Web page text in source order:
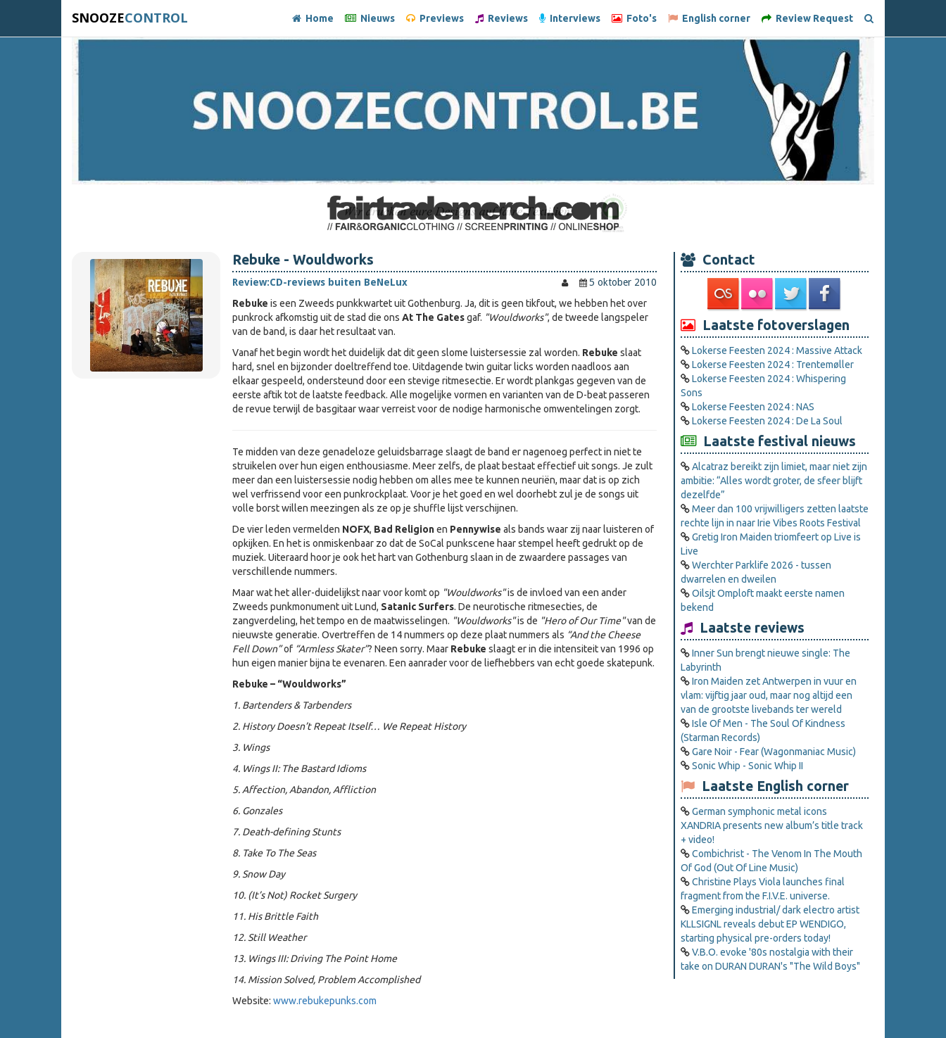
SNOOZECONTROL Home Nieuws Previews Reviews Interviews Foto's English corner Review Request
Rebuke - Wouldworks
Review:CD-reviews buiten BeNeLux
5 oktober 2010
Rebuke is een Zweeds punkkwartet uit Gothenburg. Ja, dit is geen tikfout, we hebben het over
punkrock afkomstig uit de stad die ons At The Gatesgaf. "Wouldworks", de tweede langspeler
van de band, is daar het resultaat van.
Vanaf het begin wordt het duidelijk dat dit geen slome luistersessie zal worden. Rebuke slaat
hard, snel en bijzonder doeltreffend toe. Uitdagende twin guitar licks worden naadloos aan
elkaar gespeeld, ondersteund door een stevige ritmesectie. Er wordt plankgas gegeven van de
eerste aftik tot de laatste feedback. Alle mogelijke vormen en varianten van de D-beat passeren
de revue terwijl de basgitaar waar verreist voor de nodige harmonische omwentelingen zorgt.
Te midden van deze genadeloze geluidsbarrage slaagt de band er nagenoeg perfect in niet te
struikelen over hun eigen enthousiasme. Meer zelfs, de plaat bestaat effectief uit songs. Je zult
meer dan een luistersessie nodig hebben om alles mee te kunnen neuriën, maar dat is op zich
wel verfrissend voor een punkrockplaat. Voor je het goed en wel doorhebt zul je de songs uit
volle borst willen meezingen als ze op je shuffle lijst verschijnen.
De vier leden vermelden NOFX, Bad Religionen Pennywise als bands waar zij naar luisteren of
opkijken. En het is onmiskenbaar zo dat de SoCal punkscene haar stempel heeft gedrukt op de
muziek. Uiteraard hoor je ook het hart van Gothenburg slaan in de zwaardere passages van
verschillende nummers.
Maar wat het aller-duidelijkst naar voor komt op "Wouldworks"is de invloed van een ander
Zweeds punkmonument uit Lund, Satanic Surfers. De neurotische ritmesecties, de
zangverdeling, het tempo en de maatwisselingen. "Wouldworks"is de "Hero of Our Time"van de
nieuwste generatie. Overtreffen de 14 nummers op deze plaat nummers als “And the Cheese
Fell Down”of “Armless Skater”? Neen sorry. Maar Rebuke slaagt er in die intensiteit van 1996 op
hun eigen manier bijna te evenaren. Een aanrader voor de liefhebbers van echt goede skatepunk.
Rebuke – “Wouldworks”
1. Bartenders & Tarbenders
2. History Doesn’t Repeat Itself… We Repeat History
3. Wings
4. Wings II: The Bastard Idioms
5. Affection, Abandon, Affliction
6. Gonzales
7. Death-defining Stunts
8. Take To The Seas
9. Snow Day
10. (It’s Not) Rocket Surgery
11. His Brittle Faith
12. Still Weather
13. Wings III: Driving The Point Home
14. Mission Solved, Problem Accomplished
Website: www.rebukepunks.com
Contact
Laatste fotoverslagen
Lokerse Feesten 2024 : Massive Attack
Lokerse Feesten 2024 : Trentemøller
Lokerse Feesten 2024 : Whispering
Sons
Lokerse Feesten 2024 : NAS
Lokerse Feesten 2024 : De La Soul
Laatste festival nieuws
Alcatraz bereikt zijn limiet, maar niet zijn
ambitie: “Alles wordt groter, de sfeer blijft
dezelfde”
Meer dan 100 vrijwilligers zetten laatste
rechte lijn in naar Irie Vibes Roots Festival
Gretig Iron Maiden triomfeert op Live is
Live
Werchter Parklife 2026 - tussen
dwarrelen en dweilen
Oilsjt Omploft maakt eerste namen
bekend
Laatste reviews
Inner Sun brengt nieuwe single: The
Labyrinth
Iron Maiden zet Antwerpen in vuur en
vlam: vijftig jaar oud, maar nog altijd een
van de grootste livebands ter wereld
Isle Of Men - The Soul Of Kindness
(Starman Records)
Gare Noir - Fear (Wagonmaniac Music)
Sonic Whip - Sonic Whip II
Laatste English corner
German symphonic metal icons
XANDRIA presents new album’s title track
+ video!
Combichrist - The Venom In The Mouth
Of God (Out Of Line Music)
Christine Plays Viola launches final
fragment from the F.I.V.E. universe.
Emerging industrial/ dark electro artist
KLLSIGNL reveals debut EP WENDIGO,
starting physical pre-orders today!
V.B.O. evoke '80s nostalgia with their
take on DURAN DURAN's "The Wild Boys"